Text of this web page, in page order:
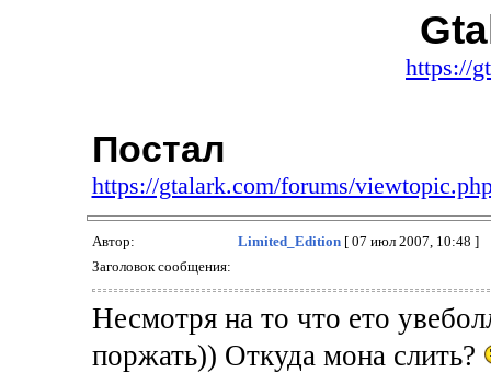
https://
Постал
https://gtalark.com/forums/
Автор: Limited_Edition[ 07 июл 2007, 10:48 ]
Заголовок сообщения:
Несмотря на то что ето
поржать)) Откуда мона слить?